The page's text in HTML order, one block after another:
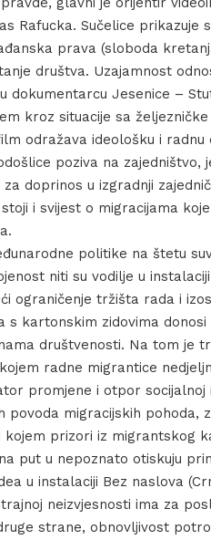
Rafucka. Sučelice
prava (sloboda
društva. Uzajamnost
dokumentarcu Jesenice –
kroz situacije sa
odražava ideološku i
poziva na zajedništvo,
doprinos u izgradnji
i svijest o migracijama
politike na štetu
niti su vodilje u
ograničenje tržišta rada i
s kartonskim zidovima
društvenosti. Na tom je
radne migrantice
promjene i otpor socijalnoj
povoda migracijskih pohoda,
prizori iz migrantskog
put u nepoznato otiskuju
u instalaciji Bez naslova
neizvjesnosti ima za
strane, obnovljivost